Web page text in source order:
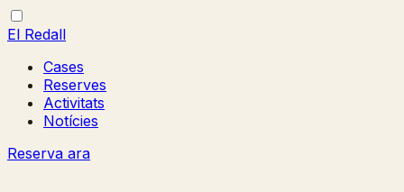
El Redall
Cases
Reserves
Activitats
Notícies
Reserva ara